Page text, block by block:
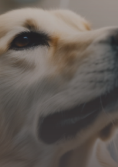
4 juillet 2025